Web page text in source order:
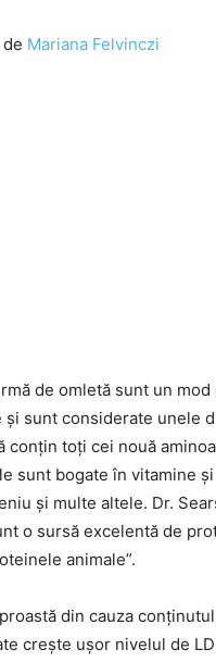
Mariana Felvinczi
de omletă sunt un
sunt considerate unele
conțin toți cei nouă
sunt bogate în vitamine
și multe altele. Dr.
o sursă excelentă de
animale”.
din cauza
crește ușor nivelul de